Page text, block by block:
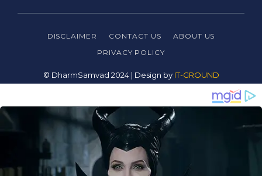
DISCLAIMER CONTACT US
ABOUT US
PRIVACY POLICY
© DharmSamvad 2024 | Design byIT-GROUND